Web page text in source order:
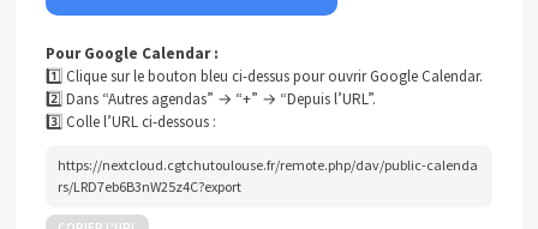
Pour Google Calendar :
1️⃣ Clique sur le bouton bleu ci-dessus pour ouvrir Google Calendar.
2️⃣ Dans “Autres agendas” → “+” → “Depuis l’URL”.
3️⃣ Colle l’URL ci-dessous :
https://nextcloud.cgtchutoulouse.fr/remote.php/dav/public-calenda
rs/LRD7eb6B3nW25z4C?export